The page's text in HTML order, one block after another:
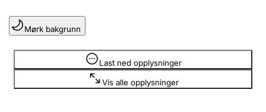
Lag og forening
Registrere, endre, slette
Mørk bakgrunn
Last ned opplysninger
Vis alle opplysninger
Opplysninger er skjult